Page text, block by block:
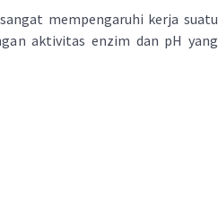
mempengaruhi kerja suatu
aktivitas enzim dan pH yang